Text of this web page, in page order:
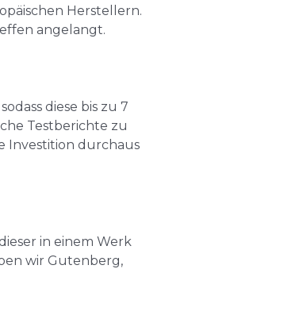
Herstellern.
angelangt.
diese bis zu 7
Testberichte zu
Investition durchaus
in einem Werk
wir Gutenberg,